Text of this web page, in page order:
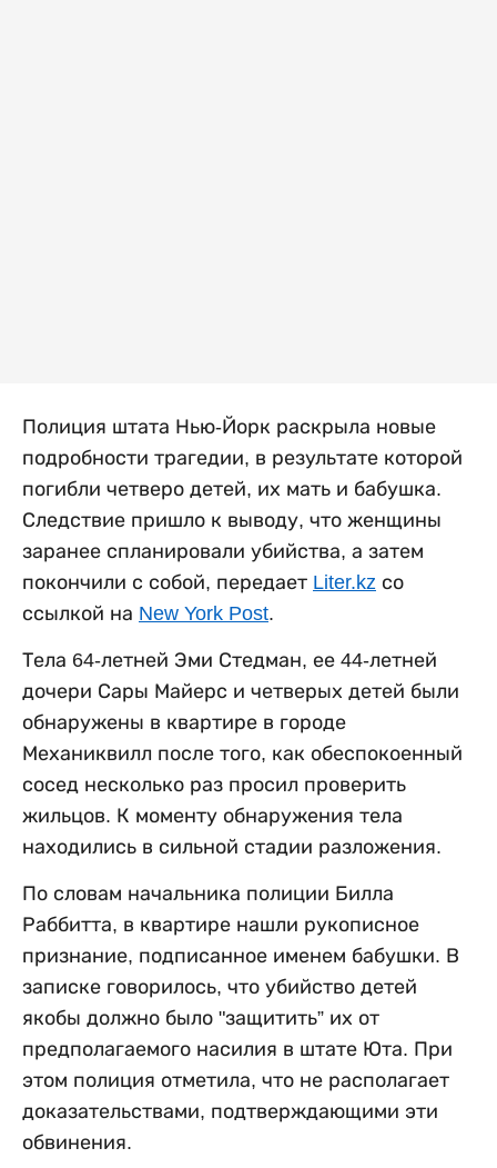
Полиция штата Нью-Йорк раскрыла новые
подробности трагедии, в результате которой
погибли четверо детей, их мать и бабушка.
Следствие пришло к выводу, что женщины
заранее спланировали убийства, а затем
покончили с собой, передает Liter.kz со
ссылкой на New York Post.
Тела 64-летней Эми Стедман, ее 44-летней
дочери Сары Майерс и четверых детей были
обнаружены в квартире в городе
Механиквилл после того, как обеспокоенный
сосед несколько раз просил проверить
жильцов. К моменту обнаружения тела
находились в сильной стадии разложения.
По словам начальника полиции Билла
Раббитта, в квартире нашли рукописное
признание, подписанное именем бабушки. В
записке говорилось, что убийство детей
якобы должно было "защитить” их от
предполагаемого насилия в штате Юта. При
этом полиция отметила, что не располагает
доказательствами, подтверждающими эти
обвинения.